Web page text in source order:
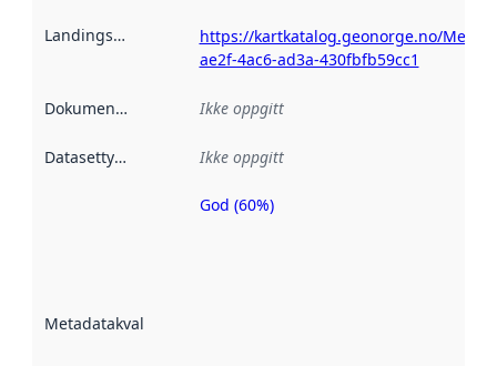
Landingsside
https://kartkatalog.geonorge.no/
ae2f-4ac6-ad3a-430fbfb59cc1
Dokumentasjon Ikke oppgitt
Datasettype Ikke oppgitt
Metadatakvalitet
Metadatakvalitet
God (60%)